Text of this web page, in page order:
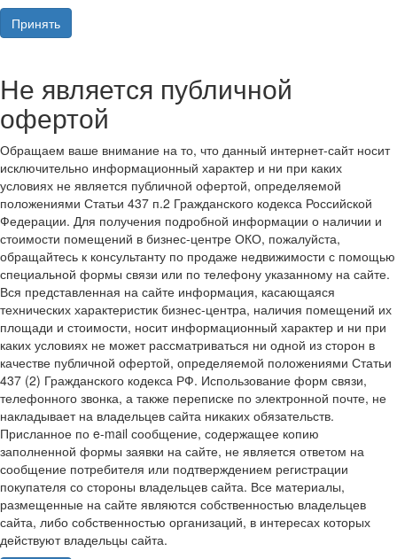
Принять
Не является публичной
офертой
Обращаем ваше внимание на то, что данный интернет-сайт носит
исключительно информационный характер и ни при каких
условиях не является публичной офертой, определяемой
положениями Статьи 437 п.2 Гражданского кодекса Российской
Федерации. Для получения подробной информации о наличии и
стоимости помещений в бизнес-центре ОКО, пожалуйста,
обращайтесь к консультанту по продаже недвижимости с помощью
специальной формы связи или по телефону указанному на сайте.
Вся представленная на сайте информация, касающаяся
технических характеристик бизнес-центра, наличия помещений их
площади и стоимости, носит информационный характер и ни при
каких условиях не может рассматриваться ни одной из сторон в
качестве публичной офертой, определяемой положениями Статьи
437 (2) Гражданского кодекса РФ. Использование форм связи,
телефонного звонка, а также переписке по электронной почте, не
накладывает на владельцев сайта никаких обязательств.
Присланное по e-mail сообщение, содержащее копию
заполненной формы заявки на сайте, не является ответом на
сообщение потребителя или подтверждением регистрации
покупателя со стороны владельцев сайта. Все материалы,
размещенные на сайте являются собственностью владельцев
сайта, либо собственностью организаций, в интересах которых
действуют владельцы сайта.